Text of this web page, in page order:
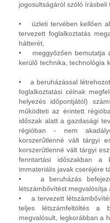
jogosultságáról szóló
• üzleti tervében kellően
tervezett foglalkoztatás
hátterét,
• meggyőzően bemutatja
kerülő technika, technológia
• a beruházással
foglalkoztatási célnak
helyezés időpontjától)
működteti az érintett
időszak alatt a gazdasági
régióban - nem
korszerűtlenné vált tárgyi
korszerűtlenné vált tárgyi
fenntartási időszakban a
immateriális javak cseréjére
• a beruházás
létszámbővítést
• a tervezett
teljes létszámfeltöltés a
megvalósult, legkorábban a